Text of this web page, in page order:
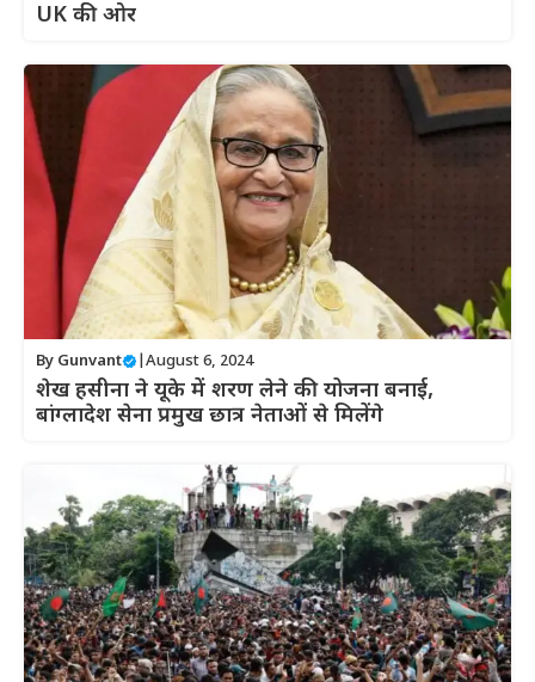
UK की ओर
By Gunvant August 6, 2024
शेख हसीना ने यूके में शरण लेने की योजना बनाई,
बांग्लादेश सेना प्रमुख छात्र नेताओं से मिलेंगे